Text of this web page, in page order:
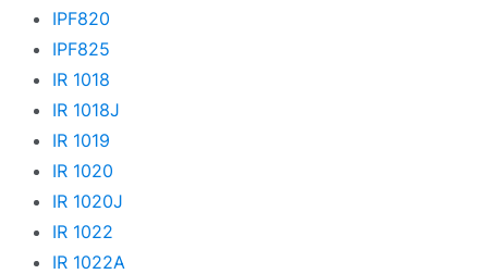
IPF820
IPF825
IR 1018
IR 1018J
IR 1019
IR 1020
IR 1020J
IR 1022
IR 1022A